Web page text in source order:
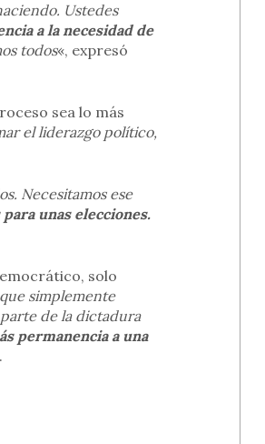
Ustedes
a la necesidad de
todos«, expresó
sea lo más
el liderazgo político,
Necesitamos ese
unas elecciones.
solo
simplemente
de la dictadura
permanencia a una